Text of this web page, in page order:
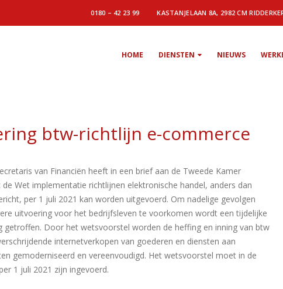
0180 – 42 23 99 KASTANJELAAN 8A, 2982 CM
HOME DIENSTEN NIEUWS
btw-richtlijn e-commerce
van Financiën heeft in een brief aan de Tweede Kamer
de Wet implementatie richtlijnen elektronische handel, anders dan
per 1 juli 2021 kan worden uitgevoerd. Om nadelige gevolgen
uitvoering voor het bedrijfsleven te voorkomen wordt een tijdelijke
getroffen. Door het wetsvoorstel worden de heffing en inning van btw
internetverkopen van goederen en diensten aan
gemoderniseerd en vereenvoudigd. Het wetsvoorstel moet in de
1 juli 2021 zijn ingevoerd.